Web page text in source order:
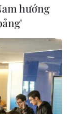
hướng